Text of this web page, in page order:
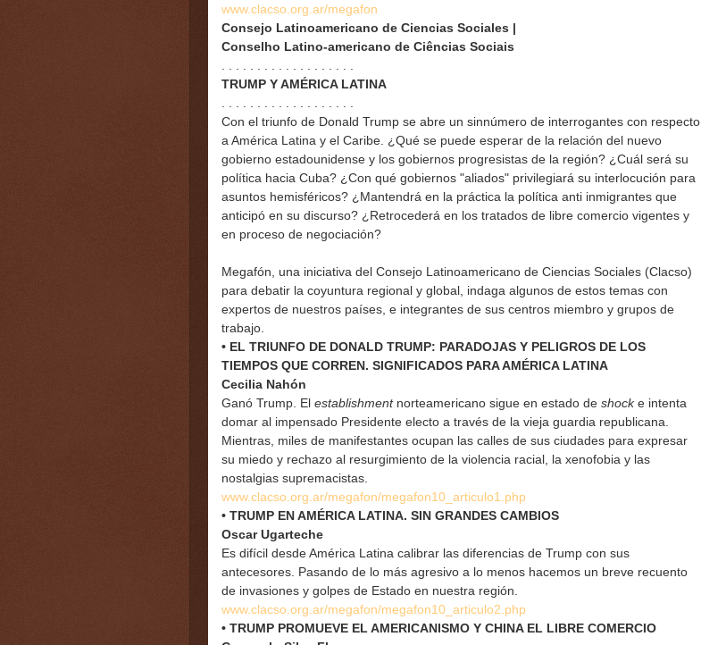
www.clacso.org.ar/megafon
Consejo Latinoamericano de Ciencias Sociales |
Conselho Latino-americano de Ciências Sociais
TRUMP Y AMÉRICA LATINA
Con el triunfo de Donald Trump se abre un sinnúmero de interrogantes con respecto
a América Latina y el Caribe. ¿Qué se puede esperar de la relación del nuevo
gobierno estadounidense y los gobiernos progresistas de la región? ¿Cuál será su
política hacia Cuba? ¿Con qué gobiernos "aliados" privilegiará su interlocución para
asuntos hemisféricos? ¿Mantendrá en la práctica la política anti inmigrantes que
anticipó en su discurso? ¿Retrocederá en los tratados de libre comercio vigentes y
en proceso de negociación?
Megafón, una iniciativa del Consejo Latinoamericano de Ciencias Sociales (Clacso)
para debatir la coyuntura regional y global, indaga algunos de estos temas con
expertos de nuestros países, e integrantes de sus centros miembro y grupos de
trabajo.
• EL TRIUNFO DE DONALD TRUMP: PARADOJAS Y PELIGROS DE LOS
TIEMPOS QUE CORREN. SIGNIFICADOS PARA AMÉRICA LATINA
Cecilia Nahón
Ganó Trump. El establishmentnorteamericano sigue en estado de shocke intenta
domar al impensado Presidente electo a través de la vieja guardia republicana.
Mientras, miles de manifestantes ocupan las calles de sus ciudades para expresar
su miedo y rechazo al resurgimiento de la violencia racial, la xenofobia y las
nostalgias supremacistas.
www.clacso.org.ar/megafon/megafon10_articulo1.php
• TRUMP EN AMÉRICA LATINA. SIN GRANDES CAMBIOS
Oscar Ugarteche
Es difícil desde América Latina calibrar las diferencias de Trump con sus
antecesores. Pasando de lo más agresivo a lo menos hacemos un breve recuento
de invasiones y golpes de Estado en nuestra región.
www.clacso.org.ar/megafon/megafon10_articulo2.php
• TRUMP PROMUEVE EL AMERICANISMO Y CHINA EL LIBRE COMERCIO